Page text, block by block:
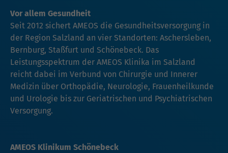
Vor allem Gesundheit
Seit 2012 sichert AMEOS die Gesundheitsversorgung in
der Region Salzland an vier Standorten: Aschersleben,
Bernburg, Staßfurt und Schönebeck. Das
Leistungsspektrum der AMEOS Klinika im Salzland
reicht dabei im Verbund von Chirurgie und Innerer
Medizin über Orthopädie, Neurologie, Frauenheilkunde
und Urologie bis zur Geriatrischen und Psychiatrischen
Versorgung.
AMEOS Klinikum Schönebeck